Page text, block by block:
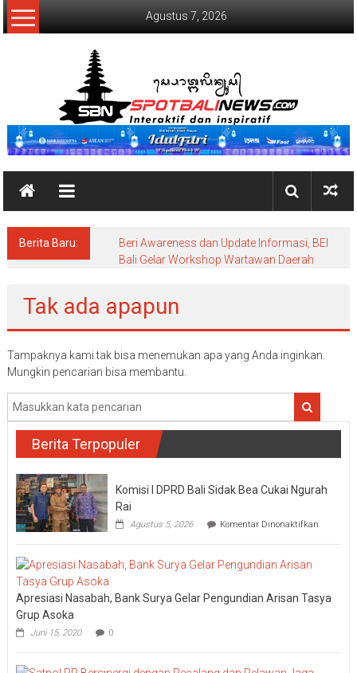
Lompat
ke
Agustus 7, 2026
SpotBaliNews
Berita Baru:
Beri Awareness dan Update Informasi, BEI
Bali Gelar Workshop Wartawan Daerah
Tak ada apapun
Tampaknya kami tak bisa menemukan apa yang Anda inginkan.
Mungkin pencarian bisa membantu.
Berita Terpopuler
Komisi I DPRD Bali Sidak Bea Cukai Ngurah
Rai
Agustus 5, 2026 Komentar Dinonaktifkanpada
I
Bea
Apresiasi Nasabah, Bank Surya Gelar Pengundian Arisan Tasya
Grup Asoka
Juni 15, 2020 0